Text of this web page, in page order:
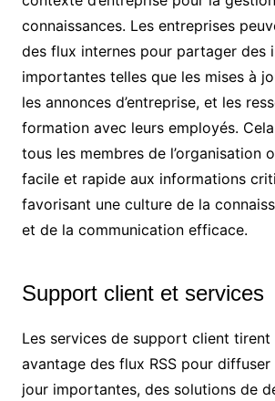
connaissances. Les entreprises
des flux internes pour partager des
importantes telles que les mises à
les annonces d’entreprise, et les
formation avec leurs employés.
tous les membres de l’organisation
facile et rapide aux informations
favorisant une culture de la
et de la communication efficace.
Support client et services
Les services de support client tirent
avantage des flux RSS pour diffuser
jour importantes, des solutions de